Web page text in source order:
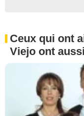
Ceux qui ont
Viejo ont